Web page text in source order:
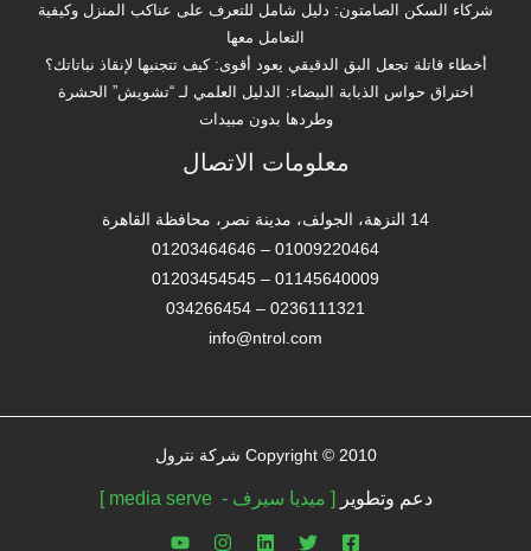
شركاء السكن الصامتون: دليل شامل للتعرف على عناكب المنزل وكيفية
التعامل معها
أخطاء قاتلة تجعل البق الدقيقي يعود أقوى: كيف تتجنبها لإنقاذ نباتاتك؟
اختراق حواس الذبابة البيضاء: الدليل العلمي لـ “تشويش” الحشرة
وطردها بدون مبيدات
معلومات الاتصال
14 النزهة، الجولف، مدينة نصر، محافظة القاهرة‬
01009220464 – 01203464646
01145640009 – 01203454545
0236111321 – 034266454
info@ntrol.com
Copyright © 2010 شركة نترول
دعم وتطوير [ ميديا سيرف - media serve ]